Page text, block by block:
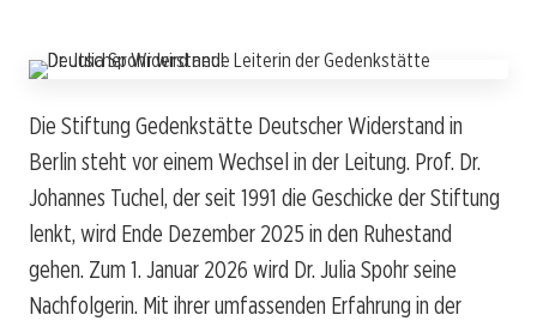
Die Stiftung Gedenkstätte Deutscher Widerstand in
Berlin steht vor einem Wechsel in der Leitung. Prof. Dr.
Johannes Tuchel, der seit 1991 die Geschicke der Stiftung
lenkt, wird Ende Dezember 2025 in den Ruhestand
gehen. Zum 1. Januar 2026 wird Dr. Julia Spohr seine
Nachfolgerin. Mit ihrer umfassenden Erfahrung in der